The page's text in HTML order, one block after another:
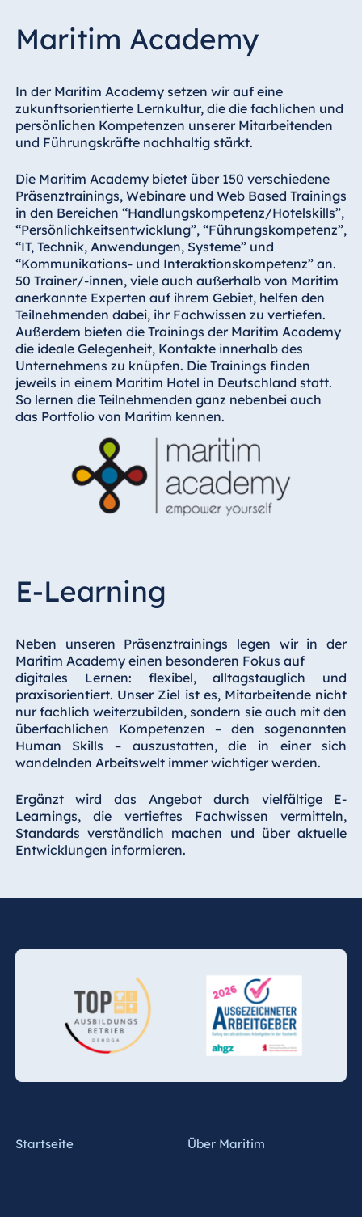
Maritim Academy
In der Maritim Academy setzen wir auf eine
zukunftsorientierte Lernkultur, die die fachlichen und
persönlichen Kompetenzen unserer Mitarbeitenden
und Führungskräfte nachhaltig stärkt.
Die Maritim Academy bietet über 150 verschiedene
Präsenztrainings, Webinare und Web Based Trainings
in den Bereichen “Handlungskompetenz/Hotelskills”,
“Persönlichkeitsentwicklung”, “Führungskompetenz”,
“IT, Technik, Anwendungen, Systeme” und
“Kommunikations- und Interaktionskompetenz” an.
50 Trainer/-innen, viele auch außerhalb von Maritim
anerkannte Experten auf ihrem Gebiet, helfen den
Teilnehmenden dabei, ihr Fachwissen zu vertiefen.
Außerdem bieten die Trainings der Maritim Academy
die ideale Gelegenheit, Kontakte innerhalb des
Unternehmens zu knüpfen. Die Trainings finden
jeweils in einem Maritim Hotel in Deutschland statt.
So lernen die Teilnehmenden ganz nebenbei auch
das Portfolio von Maritim kennen.
E-Learning
Neben unseren Präsenztrainings legen wir in der
Maritim Academy einen besonderen Fokus auf
digitales Lernen: flexibel, alltagstauglich und
praxisorientiert. Unser Ziel ist es, Mitarbeitende nicht
nur fachlich weiterzubilden, sondern sie auch mit den
überfachlichen Kompetenzen – den sogenannten
Human Skills – auszustatten, die in einer sich
wandelnden Arbeitswelt immer wichtiger werden.
Ergänzt wird das Angebot durch vielfältige E-
Learnings, die vertieftes Fachwissen vermitteln,
Standards verständlich machen und über aktuelle
Entwicklungen informieren.
Startseite Über Maritim